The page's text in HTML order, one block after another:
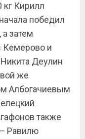
кг Кирилл
победил
затем
Кемерово и
Деулин
же
Албогачиевым
также
Равилю